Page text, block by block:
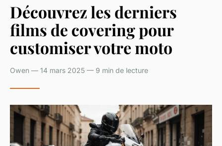
Découvrez les derniers
films de covering pour
customiser votre moto
Owen — 14 mars 2025 — 9 min de lecture